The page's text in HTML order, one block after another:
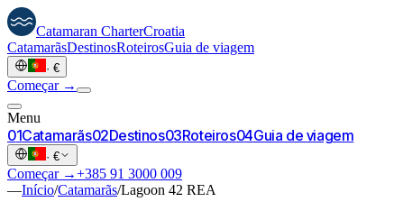
Catamaran CharterCroatia
CatamarãsDestinosRoteirosGuia de viagem
· €
Começar →
Menu
01Catamarãs02Destinos03Roteiros04Guia de viagem
· €
Começar →+385 91 3000 009
—Início/Catamarãs/Lagoon 42 REA